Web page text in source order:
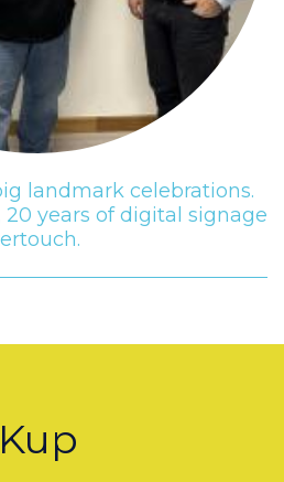
landmark celebrations.
20 years of digital signage
Kup